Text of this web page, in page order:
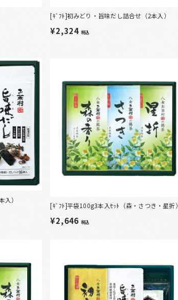
[ｷﾞﾌﾄ]初みどり・旨味だし詰合せ（2本入）
¥2,324 税込
）
[ｷﾞﾌﾄ]平袋100g3本入ｾｯﾄ（森・さつき・星折）
¥2,646 税込